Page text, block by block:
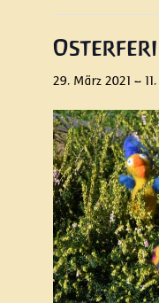
29. März 2021 –